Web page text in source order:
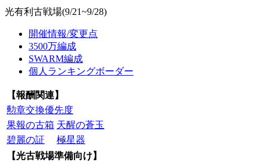
光有利古戦場(9/21~9/28)
開催情報/変更点
3500万編成
SWARM編成
個人ランキングボーダー
【報酬関連】
勲章交換優先度
果報の古箱 天醒の蒼玉
碧麗の証
極星器
【光古戦場準備向け】